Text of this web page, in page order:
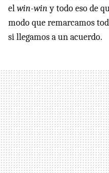
elwin-winy todo eso de
modo que remarcamos
si llegamos a un acuerdo.